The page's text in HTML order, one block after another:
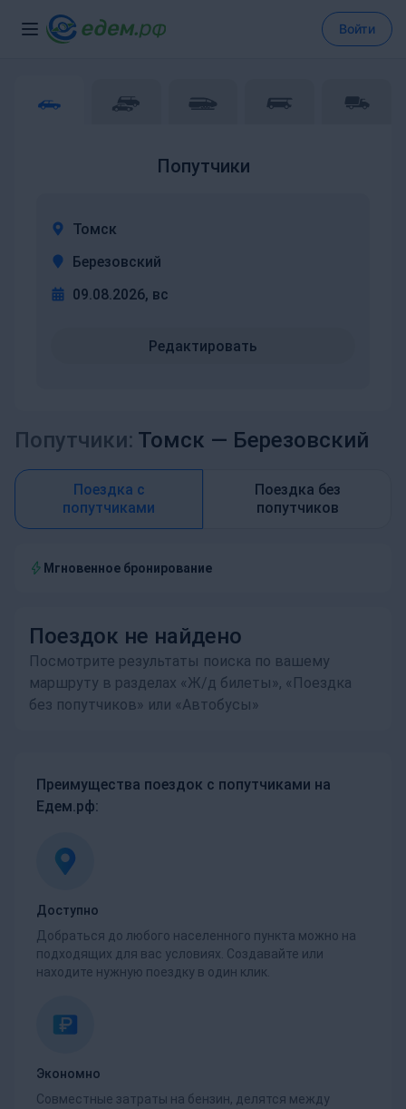
Войти
Попутчики
Томск
Березовский
09.08.2026, вс
Редактировать
Попутчики: Томск — Березовский
Поездка с
попутчиками
Поездка без
попутчиков
Мгновенное бронирование
Поездок не найдено
Посмотрите результаты поиска по вашему
маршруту в разделах «Ж/д билеты», «Поездка
без попутчиков» или «Автобусы»
Преимущества поездок с попутчиками на
Едем.рф:
Доступно
Добраться до любого населенного пункта можно на
подходящих для вас условиях. Создавайте или
находите нужную поездку в один клик.
Экономно
Совместные затраты на бензин, делятся между